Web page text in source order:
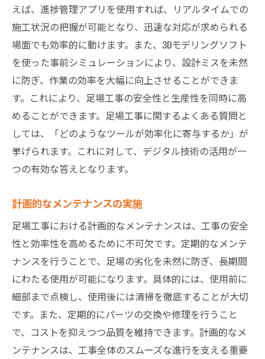
えば、進捗管理アプリを使用すれば、リアルタイムでの
施工状況の把握が可能となり、迅速な対応が求められる
場面でも効率的に動けます。また、3Dモデリングソフト
を使った事前シミュレーションにより、設計ミスを未然
に防ぎ、作業の効率を大幅に向上させることができま
す。これにより、足場工事の安全性と生産性を同時に高
めることができます。足場工事に関するよくある質問と
しては、「どのようなツールが効率化に寄与するか」が
挙げられます。これに対して、デジタル技術の活用が一
つの有効な答えとなります。
計画的なメンテナンスの実施
足場工事における計画的なメンテナンスは、工事の安全
性と効率性を高めるために不可欠です。定期的なメンテ
ナンスを行うことで、足場の劣化を未然に防ぎ、長期間
にわたる使用が可能になります。具体的には、使用前に
細部まで点検し、使用後には清掃を徹底することが大切
です。また、定期的にパーツの交換や修理を行うこと
で、コストを抑えつつ品質を維持できます。計画的なメ
ンテナンスは、工事全体のスムーズな進行を支える重要